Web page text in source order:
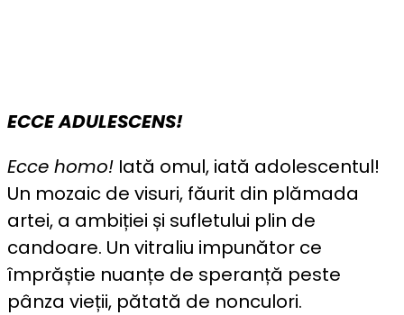
ECCE ADULESCENS!
Ecce homo! Iată omul, iată adolescentul!
Un mozaic de visuri, făurit din plămada
artei, a ambiției și sufletului plin de
candoare. Un vitraliu impunător ce
împrăștie nuanțe de speranță peste
pânza vieții, pătată de nonculori.